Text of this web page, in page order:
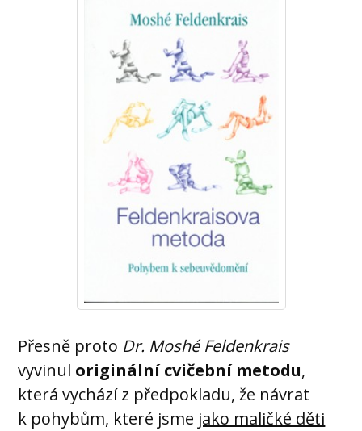
Přesně proto Dr. Moshé Feldenkrais
vyvinul originální cvičební metodu,
která vychází z předpokladu, že návrat
k pohybům, které jsme jako maličké děti